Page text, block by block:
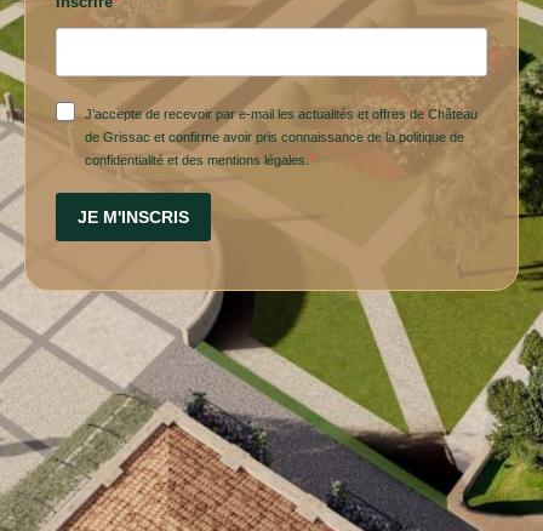
J’accepte de recevoir par e-mail les actualités et offres de Château
de Grissac et confirme avoir pris connaissance de la politique de
confidentialité et des mentions légales.
JE M'INSCRIS